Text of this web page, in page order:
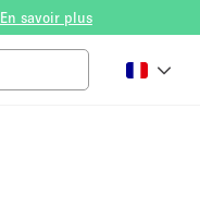
En savoir plus